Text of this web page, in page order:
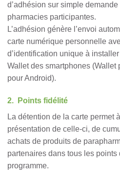
d’adhésion sur simple demande
pharmacies participantes.
L’adhésion génère l’envoi
carte numérique personnelle
d’identification unique à
Wallet des smartphones (Wallet
pour Android).
2. Points fidélité
La détention de la carte permet
présentation de celle-ci, de
achats de produits de
partenaires dans tous les
programme.